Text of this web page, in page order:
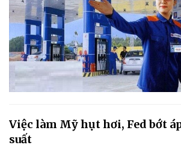
Việc làm Mỹ hụt hơi, Fed bớt
suất